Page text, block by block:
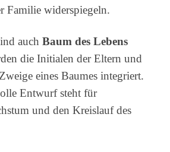
Familie widerspiegeln.
auch Baum des Lebens
die Initialen der Eltern und
eines Baumes integriert.
Entwurf steht für
und den Kreislauf des